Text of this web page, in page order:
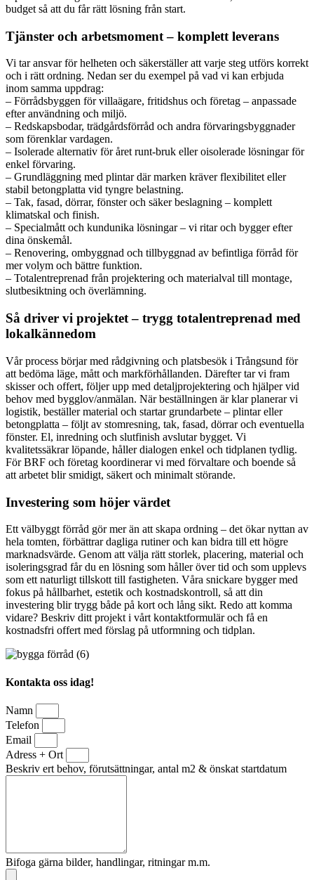
budget så att du får rätt lösning från start.
Tjänster och arbetsmoment – komplett leverans
Vi tar ansvar för helheten och säkerställer att varje steg utförs korrekt
och i rätt ordning. Nedan ser du exempel på vad vi kan erbjuda
inom samma uppdrag:
– Förrådsbyggen för villaägare, fritidshus och företag – anpassade
efter användning och miljö.
– Redskapsbodar, trädgårdsförråd och andra förvaringsbyggnader
som förenklar vardagen.
– Isolerade alternativ för året runt-bruk eller oisolerade lösningar för
enkel förvaring.
– Grundläggning med plintar där marken kräver flexibilitet eller
stabil betongplatta vid tyngre belastning.
– Tak, fasad, dörrar, fönster och säker beslagning – komplett
klimatskal och finish.
– Specialmått och kundunika lösningar – vi ritar och bygger efter
dina önskemål.
– Renovering, ombyggnad och tillbyggnad av befintliga förråd för
mer volym och bättre funktion.
– Totalentreprenad från projektering och materialval till montage,
slutbesiktning och överlämning.
Så driver vi projektet – trygg totalentreprenad med
lokalkännedom
Vår process börjar med rådgivning och platsbesök i Trångsund för
att bedöma läge, mått och markförhållanden. Därefter tar vi fram
skisser och offert, följer upp med detaljprojektering och hjälper vid
behov med bygglov/anmälan. När beställningen är klar planerar vi
logistik, beställer material och startar grundarbete – plintar eller
betongplatta – följt av stomresning, tak, fasad, dörrar och eventuella
fönster. El, inredning och slutfinish avslutar bygget. Vi
kvalitetssäkrar löpande, håller dialogen enkel och tidplanen tydlig.
För BRF och företag koordinerar vi med förvaltare och boende så
att arbetet blir smidigt, säkert och minimalt störande.
Investering som höjer värdet
Ett välbyggt förråd gör mer än att skapa ordning – det ökar nyttan av
hela tomten, förbättrar dagliga rutiner och kan bidra till ett högre
marknadsvärde. Genom att välja rätt storlek, placering, material och
isoleringsgrad får du en lösning som håller över tid och som upplevs
som ett naturligt tillskott till fastigheten. Våra snickare bygger med
fokus på hållbarhet, estetik och kostnadskontroll, så att din
investering blir trygg både på kort och lång sikt. Redo att komma
vidare? Beskriv ditt projekt i vårt kontaktformulär och få en
kostnadsfri offert med förslag på utformning och tidplan.
Kontakta oss idag!
Namn
Telefon
Email
Adress + Ort
Beskriv ert behov, förutsättningar, antal m2 & önskat startdatum
Bifoga gärna bilder, handlingar, ritningar m.m.